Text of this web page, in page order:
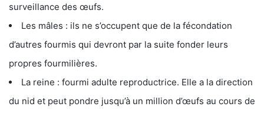
surveillance des œufs.
Les mâles : ils ne s’occupent que de la fécondation
d’autres fourmis qui devront par la suite fonder leurs
propres fourmilières.
La reine : fourmi adulte reproductrice. Elle a la direction
du nid et peut pondre jusqu’à un million d’œufs au cours de